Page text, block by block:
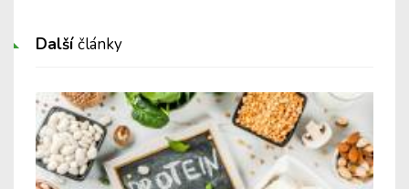
Dalšíčlánky